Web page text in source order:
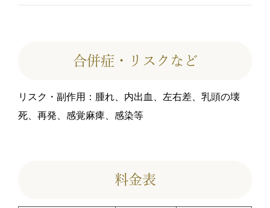
合併症・リスクなど
リスク・副作用：腫れ、内出血、左右差、乳頭の壊
死、再発、感覚麻痺、感染等
料金表